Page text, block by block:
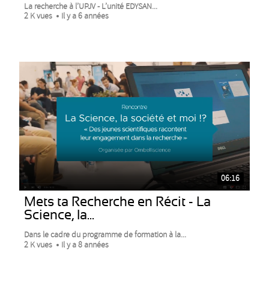
La recherche à l’UPJV - L’unité EDYSAN...
2 K vues
Il y a 6 années
06:16
Mets ta Recherche en Récit - La
Science, la...
Dans le cadre du programme de formation à la...
2 K vues
Il y a 8 années